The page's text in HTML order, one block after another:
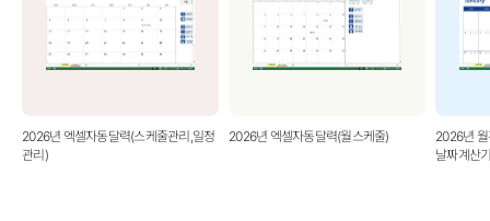
2026년 엑셀자동달력(스케줄관리,일정
관리)
2026년 엑셀자동달력(월스케줄)
2026년
날짜계산